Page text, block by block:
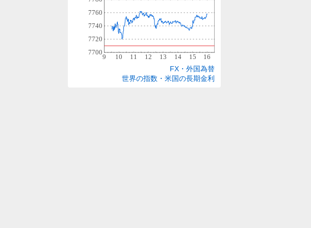
FX・外国為替
世界の指数・米国の長期金利